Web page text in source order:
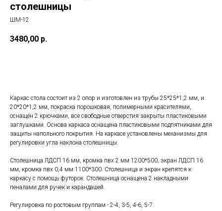
столешницы
ШМ-12
3480,00 р.
Каркас стола состоит из 2 опор и изготовлен из трубы 25*25*1,2 мм, и
20*20*1,2 мм, покраска порошковая, полимерными красителями,
оснащён 2 крючками, все свободные отверстия закрыты пластиковыми
заглушками. Основа каркаса оснащена пластиковыми подпятниками для
защиты напольного покрытия. На каркасе установлены механизмы для
регулировки угла наклона столешницы.
Столешница ЛДСП 16 мм, кромка пвх 2 мм 1200*500, экран ЛДСП 16
мм, кромка пвх 0,4 мм 1100*300. Столешница и экран крепятся к
каркасу с помощь футорок. Столешница оснащена 2 накладными
пеналами для ручек и карандашей.
Регулировка по ростовым группам - 2-4, 3-5, 4-6, 5-7.